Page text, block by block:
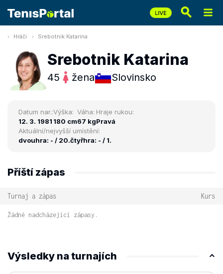
Hráči Srebotnik Katarina
Srebotnik Katarina
45 žena Slovinsko
Datum nar.:
12. 3. 1981
Výška:
180 cm
Váha:
67 kg
Hraje rukou:
Pravá
Aktuální/nejvyšší umístění:
dvouhra: - / 20.čtyřhra: - / 1.
Příští zápas
Turnaj a zápas Kurs
Žádné nadcházející zápasy.
Výsledky na turnajích